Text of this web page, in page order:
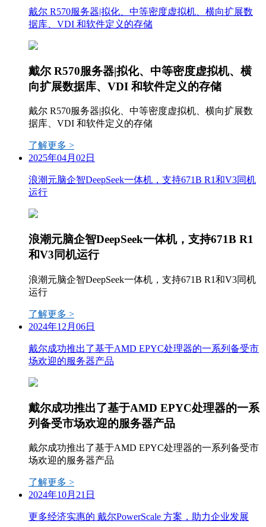
戴尔 R570服务器|拟化、中等密度虚拟机、横向扩展数
据库、VDI 和软件定义的存储
戴尔 R570服务器|拟化、中等密度虚拟机、横
向扩展数据库、VDI 和软件定义的存储
戴尔 R570服务器|拟化、中等密度虚拟机、横向扩展数
据库、VDI 和软件定义的存储
了解更多 >
2025年04月02日
浪潮元脑企智DeepSeek一体机，支持671B R1和V3同机
运行
浪潮元脑企智DeepSeek一体机，支持671B R1
和V3同机运行
浪潮元脑企智DeepSeek一体机，支持671B R1和V3同机
运行
了解更多 >
2024年12月06日
戴尔成功推出了基于AMD EPYC处理器的一系列备受市
场欢迎的服务器产品
戴尔成功推出了基于AMD EPYC处理器的一系
列备受市场欢迎的服务器产品
戴尔成功推出了基于AMD EPYC处理器的一系列备受市
场欢迎的服务器产品
了解更多 >
2024年10月21日
更多经济实惠的 戴尔PowerScale 方案，助力企业发展